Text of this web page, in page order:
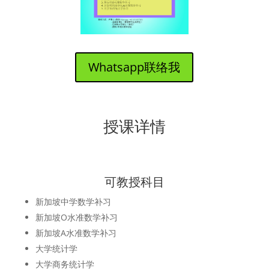
Whatsapp联络我
授课详情
可教授科目
新加坡中学数学补习
新加坡O水准数学补习
新加坡A水准数学补习
大学统计学
大学商务统计学